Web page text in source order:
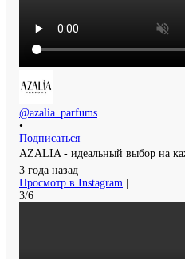
@azalia_parfums
•
Подписаться
AZALIA - идеальный выбор на
3 года назад
Просмотр в Instagram
3/6